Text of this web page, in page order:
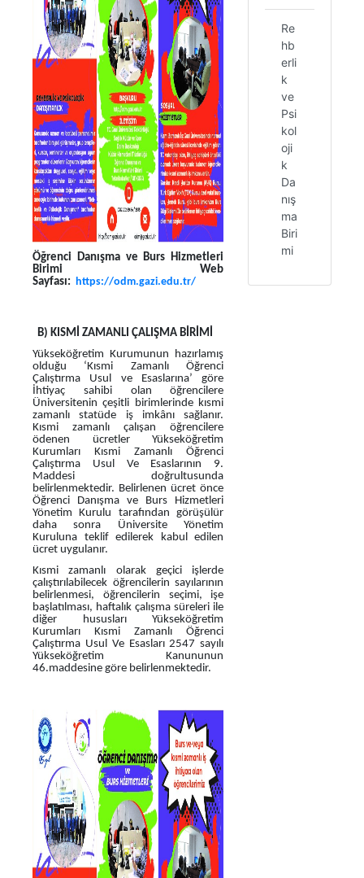
Öğrenci Danışma ve Burs Hizmetleri
Birimi Web
Sayfası: https://odm.gazi.edu.tr/
B) KISMİ ZAMANLI ÇALIŞMA BİRİMİ
Yükseköğretim Kurumunun hazırlamış
olduğu ‘Kısmi Zamanlı Öğrenci
Çalıştırma Usul ve Esaslarına’ göre
İhtiyaç sahibi olan öğrencilere
Üniversitenin çeşitli birimlerinde kısmi
zamanlı statüde iş imkânı sağlanır.
Kısmi zamanlı çalışan öğrencilere
ödenen ücretler Yükseköğretim
Kurumları Kısmi Zamanlı Öğrenci
Çalıştırma Usul Ve Esaslarının 9.
Maddesi doğrultusunda
belirlenmektedir. Belirlenen ücret önce
Öğrenci Danışma ve Burs Hizmetleri
Yönetim Kurulu tarafından görüşülür
daha sonra Üniversite Yönetim
Kuruluna teklif edilerek kabul edilen
ücret uygulanır.
Kısmi zamanlı olarak geçici işlerde
çalıştırılabilecek öğrencilerin sayılarının
belirlenmesi, öğrencilerin seçimi, işe
başlatılması, haftalık çalışma süreleri ile
diğer hususları Yükseköğretim
Kurumları Kısmi Zamanlı Öğrenci
Çalıştırma Usul Ve Esasları 2547 sayılı
Yükseköğretim Kanununun
46.maddesine göre belirlenmektedir.
Re
hb
erli
k
ve
Psi
kol
oji
k
Da
nış
ma
Biri
mi